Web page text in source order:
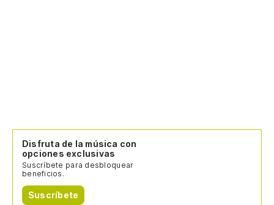
Disfruta de la música con
opciones exclusivas
Suscríbete para desbloquear
beneficios.
Suscríbete